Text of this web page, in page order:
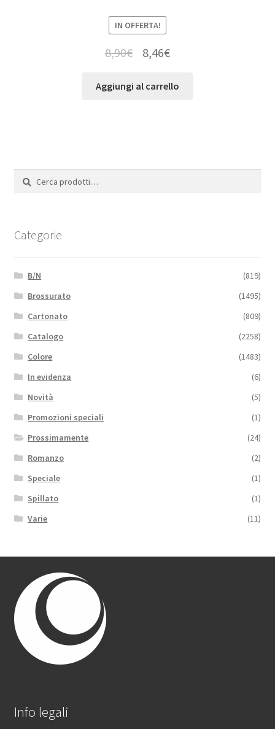
IN OFFERTA!
8,90€ 8,46€
Aggiungi al carrello
Cerca:
Cerca
Categorie
B/N
(819)
Brossurato
(1495)
Cartonato
(809)
Catalogo
(2258)
Colore
(1483)
In evidenza
(6)
Novità
(5)
Promozioni speciali
(1)
Prossimamente
(24)
Romanzo
(2)
Speciale
(1)
Spillato
(1)
Varie
(11)
Info legali